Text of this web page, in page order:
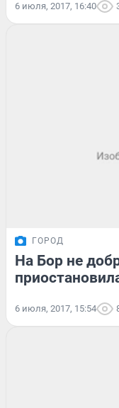
6 июля, 2017, 16:40
ГОРОД
На Бор не
6 июля, 2017, 15:54